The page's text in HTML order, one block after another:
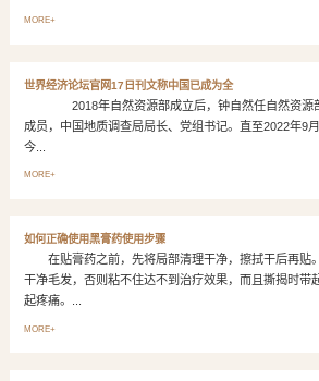
MORE+
世界经济论坛官网17日刊文称中国已成为全
2018年自然资源部成立后，钟自然任自然资源
成员，中国地质调查局局长、党组书记。直至2022年9月
今...
MORE+
如何正确使用黑膏药使用步骤
在贴膏药之前，先将局部清理干净，擦拭干后再贴
干净毛发，否则粘不住达不到治疗效果，而且撕揭时带
起疼痛。...
MORE+